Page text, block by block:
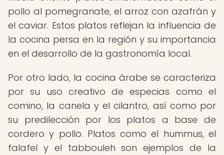
pollo al pomegranate, el arroz con azafrán y
el caviar. Estos platos reflejan la influencia de
la cocina persa en la región y su importancia
en el desarrollo de la gastronomía local.
Por otro lado, la cocina árabe se caracteriza
por su uso creativo de especias como el
comino, la canela y el cilantro, así como por
su predilección por los platos a base de
cordero y pollo. Platos como el hummus, el
falafel y el tabbouleh son ejemplos de la